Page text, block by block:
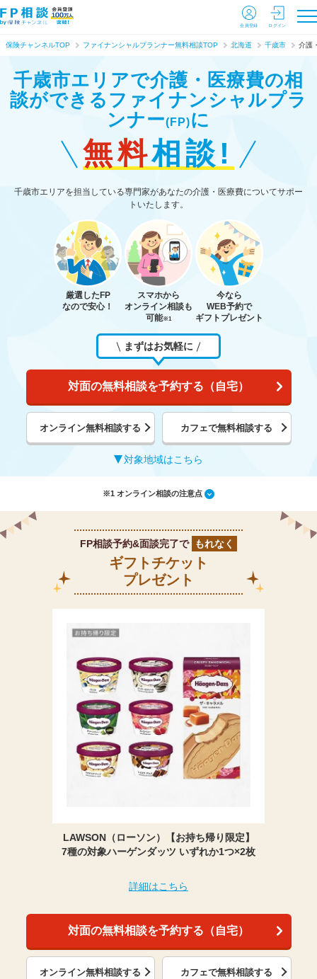
会員登録 ログイン
保険チャンネルTOP ファイナンシャルプランナー無料相談TOP 北海道 千歳市 介護
千歳市エリアで介護・医療費の相
談ができる ファイナンシャルプラ
ンナー(FP)に
無料相談!
千歳市エリアを担当している専門家があなたの介護・医療費についてサポー
トいたします。
厳選したFP
なので安心！
スマホから
オンライン相談も
可能※1
今なら
WEB予約で
ギフトプレゼント
まずはお気軽に
対面の無料相談を予約する（自宅）
オンライン無料相談する カフェで無料相談する
対象地域はこちら
※1 オンライン相談の注意点
FP相談予約&面談完了で もれなく
ギフトチケット
プレゼント
LAWSON（ローソン）【お持ち帰り限定】
7種の対象ハーゲンダッツ いずれか1つ×2枚
詳細はこちら
対面の無料相談を予約する（自宅）
オンライン無料相談する カフェで無料相談する